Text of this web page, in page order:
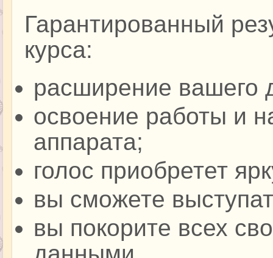
Гарантированный
курса:
расширение вашего
освоение работы и
аппарата;
голос приобретет
вы сможете
вы покорите всех